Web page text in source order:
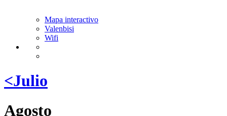
Mapa interactivo
Valenbisi
Wifi
<Julio
Agosto